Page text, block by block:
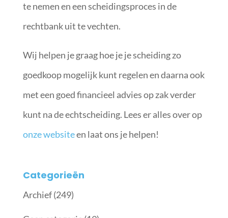
te nemen en een scheidingsproces in de
rechtbank uit te vechten.
Wij helpen je graag hoe je je scheiding zo
goedkoop mogelijk kunt regelen en daarna ook
met een goed financieel advies op zak verder
kunt na de echtscheiding. Lees er alles over op
onze websiteen laat ons je helpen!
Categorieën
Archief(249)